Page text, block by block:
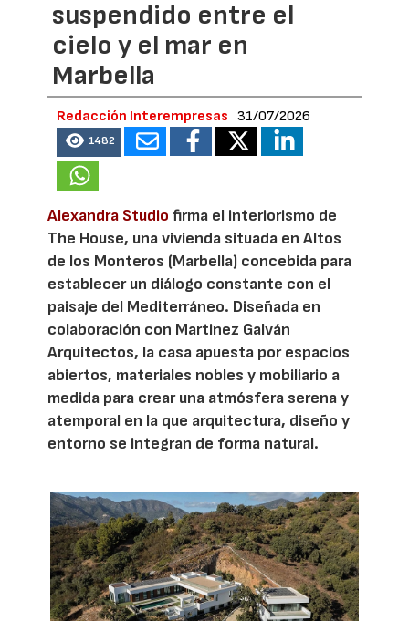
suspendido entre el
cielo y el mar en
Marbella
Redacción Interempresas 31/07/2026
1482
Alexandra Studio firma el interiorismo de
The House, una vivienda situada en Altos
de los Monteros (Marbella) concebida para
establecer un diálogo constante con el
paisaje del Mediterráneo. Diseñada en
colaboración con Martinez Galván
Arquitectos, la casa apuesta por espacios
abiertos, materiales nobles y mobiliario a
medida para crear una atmósfera serena y
atemporal en la que arquitectura, diseño y
entorno se integran de forma natural.